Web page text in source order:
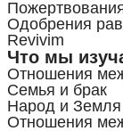
Одобрения
Revivim
Что мы
Отношения
Семья и брак
Народ и
Отношения